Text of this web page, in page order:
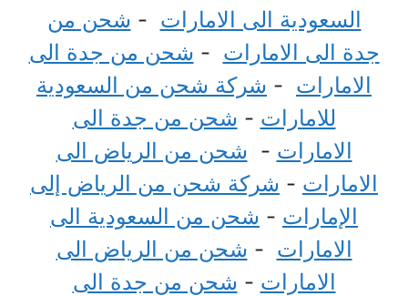
السعودية الى الامارات - شحن من
جدة الى الامارات - شحن من جدة الى
الامارات - شركة شحن من السعودية
للامارات - شحن من جدة الى
الامارات - شحن من الرياض الى
الامارات - شركة شحن من الرياض إلى
الإمارات - شحن من السعودية الى
الامارات - شحن من الرياض الى
الامارات - شحن من جدة الى